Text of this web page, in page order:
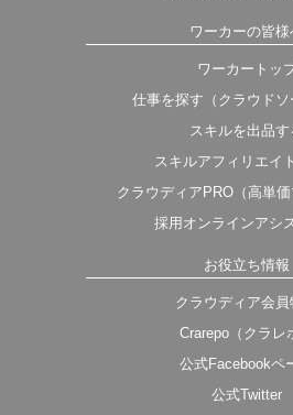
ワーカーの皆様
ワーカートッ
仕事を探す（クラウドソ
スキルを出品す
スキルアフィリエイ
クラウディアPRO（高単価
採用オンラインアシ
お役立ち情報
クラウディア会員
Crarepo（クラレ
公式Facebookペ
公式Twitter